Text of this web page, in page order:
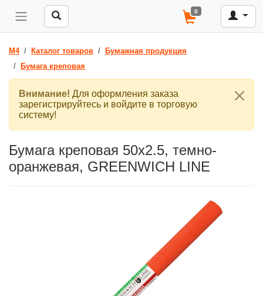
0
M4 Каталог товаров
Бумажная продукция
Бумага креповая
Внимание! Для оформления заказа
зарегистрируйтесь и войдите в торговую
систему!
Бумага креповая 50х2.5, темно-
оранжевая, GREENWICH LINE